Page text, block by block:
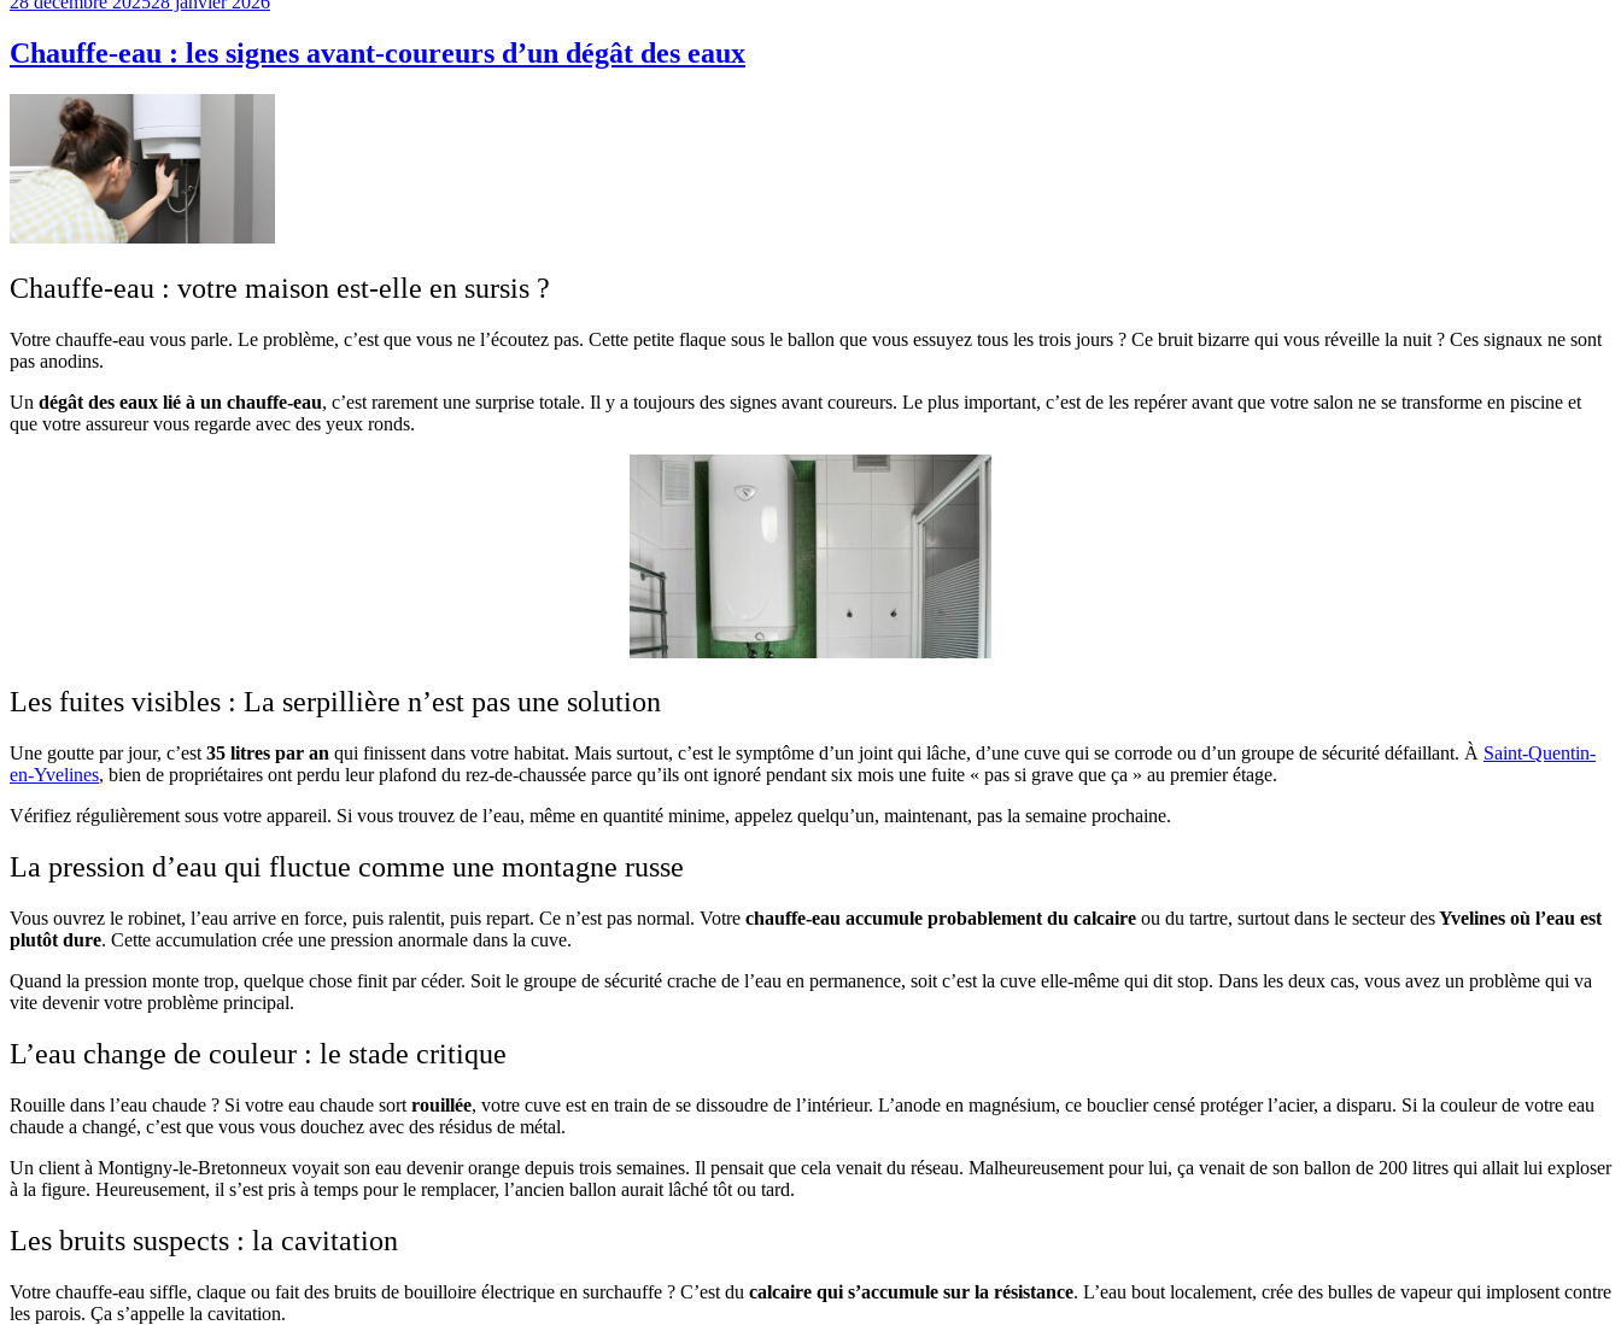
Chauffe-eau : les signes avant-coureurs d’un dégât des eaux
Chauffe-eau : votre maison est-elle en sursis ?
Votre chauffe-eau vous parle. Le problème, c’est que vous ne l’écoutez pas. Cette petite flaque sous le ballon que vous essuyez tous les trois jours ? Ce bruit bizarre qui vous réveille la nuit ? Ces signaux ne sont
pas anodins.
Un dégât des eaux lié à un chauffe-eau, c’est rarement une surprise totale. Il y a toujours des signes avant coureurs. Le plus important, c’est de les repérer avant que votre salon ne se transforme en piscine et
que votre assureur vous regarde avec des yeux ronds.
Les fuites visibles : La serpillière n’est pas une solution
Une goutte par jour, c’est 35 litres par an qui finissent dans votre habitat. Mais surtout, c’est le symptôme d’un joint qui lâche, d’une cuve qui se corrode ou d’un groupe de sécurité défaillant. À Saint-Quentin-
en-Yvelines, bien de propriétaires ont perdu leur plafond du rez-de-chaussée parce qu’ils ont ignoré pendant six mois une fuite « pas si grave que ça » au premier étage.
Vérifiez régulièrement sous votre appareil. Si vous trouvez de l’eau, même en quantité minime, appelez quelqu’un, maintenant, pas la semaine prochaine.
La pression d’eau qui fluctue comme une montagne russe
Vous ouvrez le robinet, l’eau arrive en force, puis ralentit, puis repart. Ce n’est pas normal. Votre chauffe-eau accumule probablement du calcaire ou du tartre, surtout dans le secteur desYvelines où l’eau est
plutôt dure. Cette accumulation crée une pression anormale dans la cuve.
Quand la pression monte trop, quelque chose finit par céder. Soit le groupe de sécurité crache de l’eau en permanence, soit c’est la cuve elle-même qui dit stop. Dans les deux cas, vous avez un problème qui va
vite devenir votre problème principal.
L’eau change de couleur : le stade critique
Rouille dans l’eau chaude ? Si votre eau chaude sort rouillée, votre cuve est en train de se dissoudre de l’intérieur. L’anode en magnésium, ce bouclier censé protéger l’acier, a disparu. Si la couleur de votre eau
chaude a changé, c’est que vous vous douchez avec des résidus de métal.
Un client à Montigny-le-Bretonneux voyait son eau devenir orange depuis trois semaines. Il pensait que cela venait du réseau. Malheureusement pour lui, ça venait de son ballon de 200 litres qui allait lui exploser
à la figure. Heureusement, il s’est pris à temps pour le remplacer, l’ancien ballon aurait lâché tôt ou tard.
Les bruits suspects : la cavitation
Votre chauffe-eau siffle, claque ou fait des bruits de bouilloire électrique en surchauffe ? C’est du calcaire qui s’accumule sur la résistance. L’eau bout localement, crée des bulles de vapeur qui implosent contre
les parois. Ça s’appelle la cavitation.